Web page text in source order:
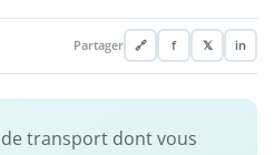
Partager 🔗 f 𝕏 in
transport dont vous